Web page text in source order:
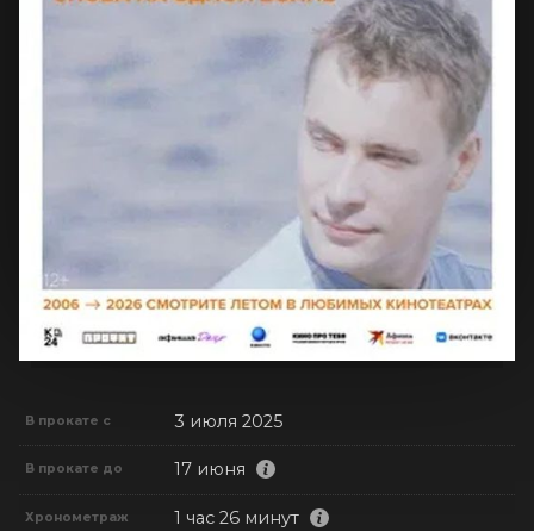
В прокате с 3 июля 2025
В прокате до 17 июня
Хронометраж 1 час 26 минут